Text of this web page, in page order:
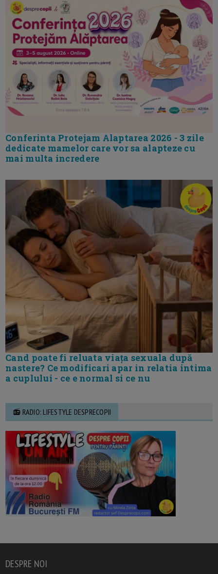
Conferinta Protejam Alaptarea 2026 - 3 zile
dedicate mamelor care vor sa alapteze cu
mai multa incredere
Cand poate fi reluata viața sexuala după
nastere? Ce modificari apar in relatia intima
a cuplului - ce e normal si ce nu
📻 RADIO: LIFESTYLE DESPRECOPII
DESPRE NOI